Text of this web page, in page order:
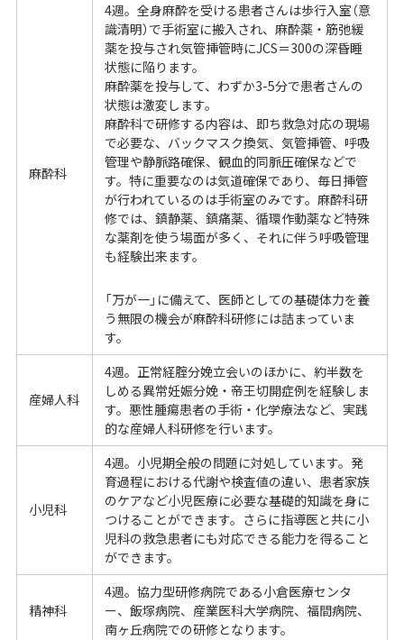
麻酔科
4週。全身麻酔を受ける患者さんは歩行入室（意
識清明）で手術室に搬入され、麻酔薬・筋弛緩
薬を投与され気管挿管時にJCS＝300の深昏睡
状態に陥ります。
麻酔薬を投与して、わずか3-5分で患者さんの
状態は激変します。
麻酔科で研修する内容は、即ち救急対応の現場
で必要な、バックマスク換気、気管挿管、呼吸
管理や静脈路確保、観血的同脈圧確保などで
す。特に重要なのは気道確保であり、毎日挿管
が行われているのは手術室のみです。麻酔科研
修では、鎮静薬、鎮痛薬、循環作動薬など特殊
な薬剤を使う場面が多く、それに伴う呼吸管理
も経験出来ます。
「万が一」に備えて、医師としての基礎体力を養
う無限の機会が麻酔科研修には詰まっていま
す。
産婦人科
4週。正常経腟分娩立会いのほかに、約半数を
しめる異常妊娠分娩・帝王切開症例を経験しま
す。悪性腫瘍患者の手術・化学療法など、実践
的な産婦人科研修を行います。
小児科
4週。小児期全般の問題に対処しています。発
育過程における代謝や検査値の違い、患者家族
のケアなど小児医療に必要な基礎的知識を身に
つけることができます。さらに指導医と共に小
児科の救急患者にも対応できる能力を得ること
ができます。
精神科
4週。協力型研修病院である小倉医療センタ
ー、飯塚病院、産業医科大学病院、福間病院、
南ヶ丘病院での研修となります。